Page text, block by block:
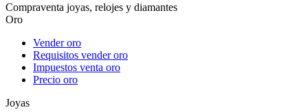
Compraventa joyas, relojes y diamantes
Oro
Vender oro
Requisitos vender oro
Impuestos venta oro
Precio oro
Joyas